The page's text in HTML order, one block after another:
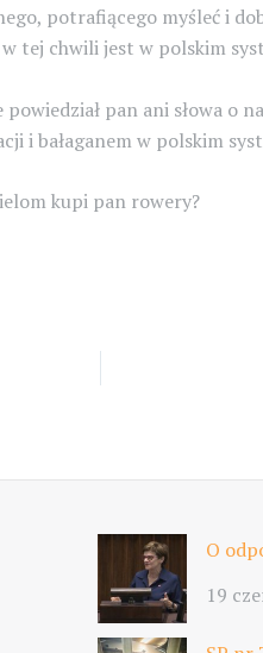
potrafiącego myśleć i
tej chwili jest w polskim
pan ani słowa o
i bałaganem w polskim
kupi pan rowery?
O
19